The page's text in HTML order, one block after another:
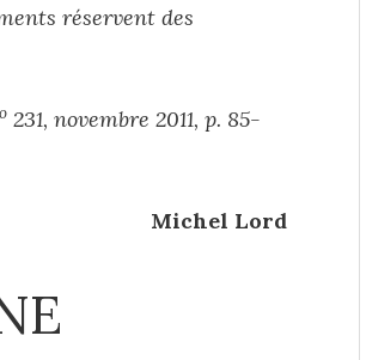
réservent des
o 231, novembre 2011, p. 85-
Michel Lord